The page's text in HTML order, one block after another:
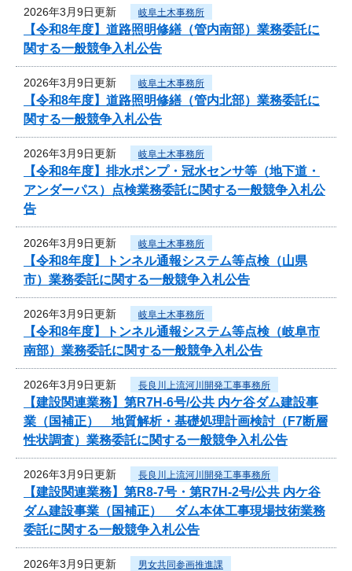
2026年3月9日更新 岐阜土木事務所
【令和8年度】道路照明修繕（管内南部）業務委託に
関する一般競争入札公告
2026年3月9日更新 岐阜土木事務所
【令和8年度】道路照明修繕（管内北部）業務委託に
関する一般競争入札公告
2026年3月9日更新 岐阜土木事務所
【令和8年度】排水ポンプ・冠水センサ等（地下道・
アンダーパス）点検業務委託に関する一般競争入札公
告
2026年3月9日更新 岐阜土木事務所
【令和8年度】トンネル通報システム等点検（山県
市）業務委託に関する一般競争入札公告
2026年3月9日更新 岐阜土木事務所
【令和8年度】トンネル通報システム等点検（岐阜市
南部）業務委託に関する一般競争入札公告
2026年3月9日更新 長良川上流河川開発工事事務所
【建設関連業務】第R7H-6号/公共 内ケ谷ダム建設事
業（国補正） 地質解析・基礎処理計画検討（F7断層
性状調査）業務委託に関する一般競争入札公告
2026年3月9日更新 長良川上流河川開発工事事務所
【建設関連業務】第R8-7号・第R7H-2号/公共 内ケ谷
ダム建設事業（国補正） ダム本体工事現場技術業務
委託に関する一般競争入札公告
2026年3月9日更新 男女共同参画推進課